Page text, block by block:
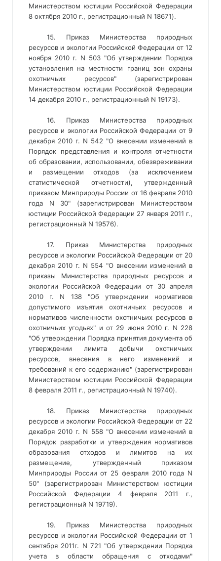
Министерством юстиции Российской Федерации
8 октября 2010 г., регистрационный N 18671).
15. Приказ Министерства природных
ресурсов и экологии Российской Федерации от 12
ноября 2010 г. N 503 "Об утверждении Порядка
установления на местности границ зон охраны
охотничьих ресурсов" (зарегистрирован
Министерством юстиции Российской Федерации
14 декабря 2010 г., регистрационный N 19173).
16. Приказ Министерства природных
ресурсов и экологии Российской Федерации от 9
декабря 2010 г. N 542 "О внесении изменений в
Порядок представления и контроля отчетности
об образовании, использовании, обезвреживании
и размещении отходов (за исключением
статистической отчетности), утвержденный
приказом Минприроды России от 16 февраля 2010
года N 30" (зарегистрирован Министерством
юстиции Российской Федерации 27 января 2011 г.,
регистрационный N 19576).
17. Приказ Министерства природных
ресурсов и экологии Российской Федерации от 20
декабря 2010 г. N 554 "О внесении изменений в
приказы Министерства природных ресурсов и
экологии Российской Федерации от 30 апреля
2010 г. N 138 "Об утверждении нормативов
допустимого изъятия охотничьих ресурсов и
нормативов численности охотничьих ресурсов в
охотничьих угодьях" и от 29 июня 2010 г. N 228
"Об утверждении Порядка принятия документа об
утверждении лимита добычи охотничьих
ресурсов, внесения в него изменений и
требований к его содержанию" (зарегистрирован
Министерством юстиции Российской Федерации
8 февраля 2011 г., регистрационный N 19740).
18. Приказ Министерства природных
ресурсов и экологии Российской Федерации от 22
декабря 2010 г. N 558 "О внесении изменений в
Порядок разработки и утверждения нормативов
образования отходов и лимитов на их
размещение, утвержденный приказом
Минприроды России от 25 февраля 2010 года N
50" (зарегистрирован Министерством юстиции
Российской Федерации 4 февраля 2011 г.,
регистрационный N 19719).
19. Приказ Министерства природных
ресурсов и экологии Российской Федерации от 1
сентября 2011г. N 721 "Об утверждении Порядка
учета в области обращения с отходами"